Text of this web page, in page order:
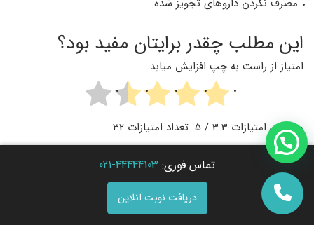
این مطلب چقدر برایتان مفید بود؟
امتیاز از راست به چپ افزایش میابد
میانگین امتیازات 3.3 / 5. تعداد امتیازات 32
آبا این مطلب برای شما مفید بود؟ میتوانید آن را به اشتراک
تماس فوری: 44444103-021
دریافت نوبت آنلاین